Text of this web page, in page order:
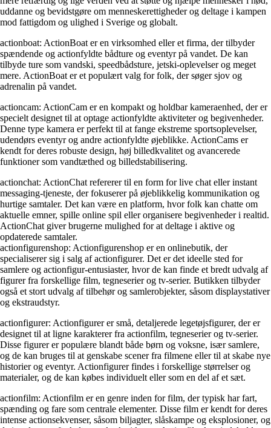
uddanne og bevidstgøre om menneskerettigheder og deltage i kampen
mod fattigdom og ulighed i Sverige og globalt.
actionboat: ActionBoat er en virksomhed eller et firma, der tilbyder
spændende og actionfyldte bådture og eventyr på vandet. De kan
tilbyde ture som vandski, speedbådsture, jetski-oplevelser og meget
mere. ActionBoat er et populært valg for folk, der søger sjov og
adrenalin på vandet.
actioncam: ActionCam er en kompakt og holdbar kameraenhed, der er
specielt designet til at optage actionfyldte aktiviteter og begivenheder.
Denne type kamera er perfekt til at fange ekstreme sportsoplevelser,
udendørs eventyr og andre actionfyldte øjeblikke. ActionCams er
kendt for deres robuste design, høj billedkvalitet og avancerede
funktioner som vandtæthed og billedstabilisering.
actionchat: ActionChat refererer til en form for live chat eller instant
messaging-tjeneste, der fokuserer på øjeblikkelig kommunikation og
hurtige samtaler. Det kan være en platform, hvor folk kan chatte om
aktuelle emner, spille online spil eller organisere begivenheder i realtid.
ActionChat giver brugerne mulighed for at deltage i aktive og
opdaterede samtaler.
actionfigurenshop: Actionfigurenshop er en onlinebutik, der
specialiserer sig i salg af actionfigurer. Det er det ideelle sted for
samlere og actionfigur-entusiaster, hvor de kan finde et bredt udvalg af
figurer fra forskellige film, tegneserier og tv-serier. Butikken tilbyder
også et stort udvalg af tilbehør og samlerobjekter, såsom displaystativer
og ekstraudstyr.
actionfigurer: Actionfigurer er små, detaljerede legetøjsfigurer, der er
designet til at ligne karakterer fra actionfilm, tegneserier og tv-serier.
Disse figurer er populære blandt både børn og voksne, især samlere,
og de kan bruges til at genskabe scener fra filmene eller til at skabe nye
historier og eventyr. Actionfigurer findes i forskellige størrelser og
materialer, og de kan købes individuelt eller som en del af et sæt.
actionfilm: Actionfilm er en genre inden for film, der typisk har fart,
spænding og fare som centrale elementer. Disse film er kendt for deres
intense actionsekvenser, såsom biljagter, slåskampe og eksplosioner, og